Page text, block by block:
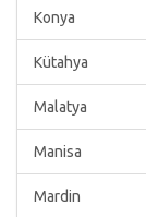
Konya
Kütahya
Malatya
Manisa
Mardin